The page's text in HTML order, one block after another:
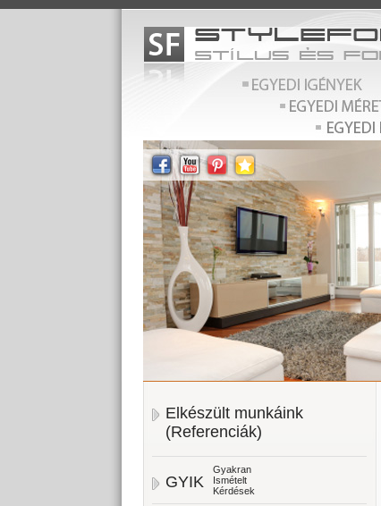
Elkészült munkáink
(Referenciák)
GYIK
Gyakran
Ismételt
Kérdések